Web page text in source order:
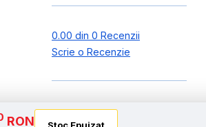
0.00 din 0 Recenzii
Scrie o Recenzie
RON
si Autonomie